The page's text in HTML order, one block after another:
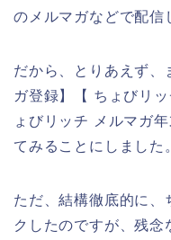
のメルマガなどで配信
だから、とりあえず、
ガ登録】【 ちょびリ
ょびリッチ メルマガ
てみることにしました
ただ、結構徹底的に、
クしたのですが、残